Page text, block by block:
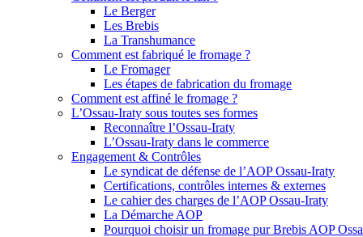
Le Berger
Les Brebis
La Transhumance
Comment est fabriqué le fromage ?
Le Fromager
Les étapes de fabrication du fromage
Comment est affiné le fromage ?
L’Ossau-Iraty sous toutes ses formes
Reconnaître l’Ossau-Iraty
L’Ossau-Iraty dans le commerce
Engagement & Contrôles
Le syndicat de défense de l’AOP Ossau-Iraty
Certifications, contrôles internes & externes
Le cahier des charges de l’AOP Ossau-Iraty
La Démarche AOP
Pourquoi choisir un fromage pur Brebis AOP